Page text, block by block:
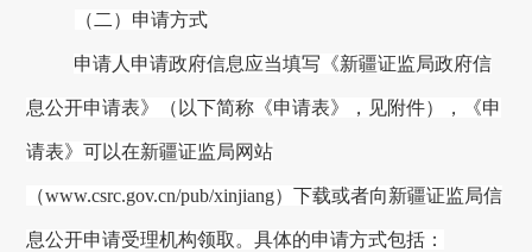
（二）申请方式
申请人申请政府信息应当填写《新疆证监局政府信
息公开申请表》（以下简称《申请表》，见附件），《申
请表》可以在新疆证监局网站
（www.csrc.gov.cn/pub/xinjiang）下载或者向新疆证监局信
息公开申请受理机构领取。具体的申请方式包括：